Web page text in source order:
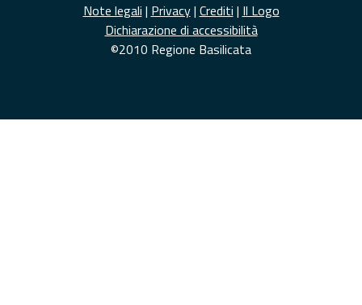
Note legali | Privacy| Crediti | Il Logo
Dichiarazione di accessibilità
©2010 Regione Basilicata